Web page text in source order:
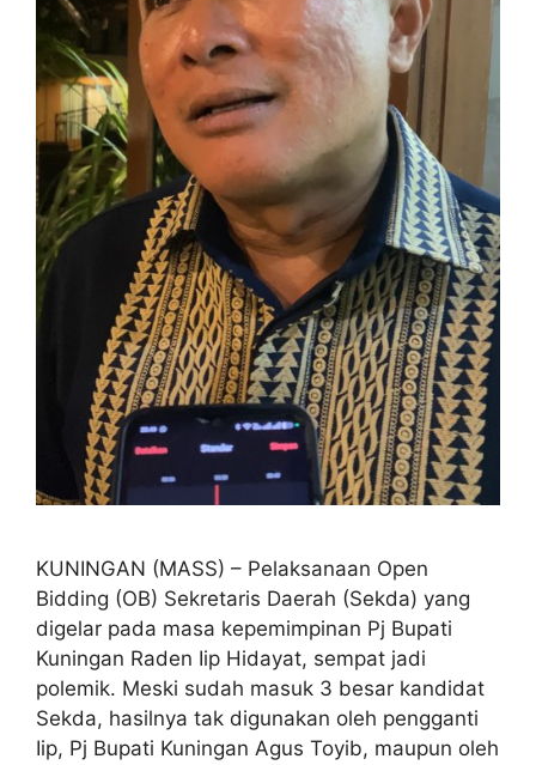
KUNINGAN (MASS) – Pelaksanaan Open
Bidding (OB) Sekretaris Daerah (Sekda) yang
digelar pada masa kepemimpinan Pj Bupati
Kuningan Raden Iip Hidayat, sempat jadi
polemik. Meski sudah masuk 3 besar kandidat
Sekda, hasilnya tak digunakan oleh pengganti
Iip, Pj Bupati Kuningan Agus Toyib, maupun oleh